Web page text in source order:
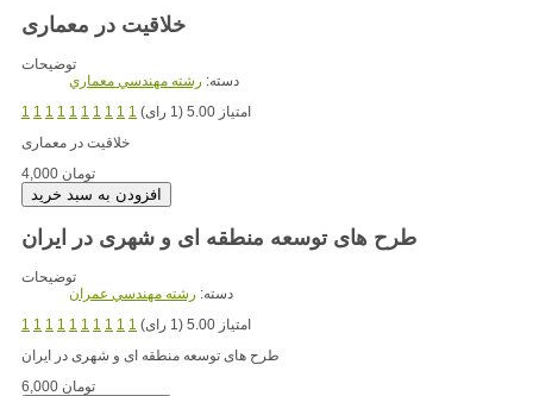
خلاقیت در معماری
توضیحات
دسته: رشته مهندسي معماري
1 1 1 1 1 1 1 1 1 1
امتیاز 5.00 (1 رای)
4,000 تومان
طرح های توسعه منطقه ای و شهری در ایران
توضیحات
دسته: رشته مهندسي عمران
1 1 1 1 1 1 1 1 1 1
امتیاز 5.00 (1 رای)
6,000 تومان